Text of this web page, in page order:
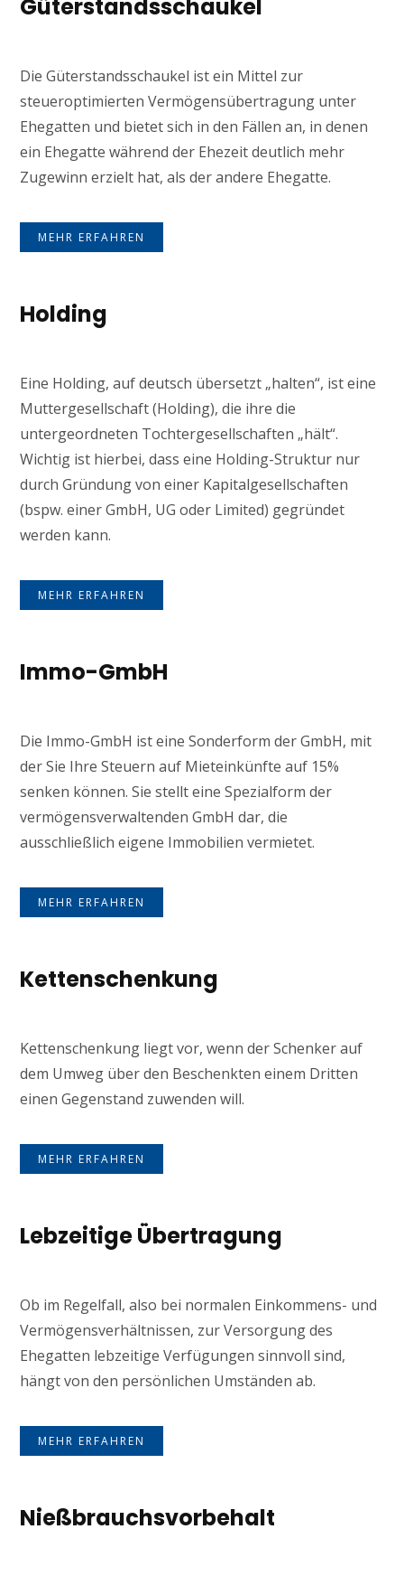
Güterstandsschaukel
Die Güterstandsschaukel ist ein Mittel zur
steueroptimierten Vermögensübertragung unter
Ehegatten und bietet sich in den Fällen an, in denen
ein Ehegatte während der Ehezeit deutlich mehr
Zugewinn erzielt hat, als der andere Ehegatte.
MEHR ERFAHREN
Holding
Eine Holding, auf deutsch übersetzt „halten“, ist eine
Muttergesellschaft (Holding), die ihre die
untergeordneten Tochtergesellschaften „hält“.
Wichtig ist hierbei, dass eine Holding-Struktur nur
durch Gründung von einer Kapitalgesellschaften
(bspw. einer GmbH, UG oder Limited) gegründet
werden kann.
MEHR ERFAHREN
Immo-GmbH
Die Immo-GmbH ist eine Sonderform der GmbH, mit
der Sie Ihre Steuern auf Mieteinkünfte auf 15%
senken können. Sie stellt eine Spezialform der
vermögensverwaltenden GmbH dar, die
ausschließlich eigene Immobilien vermietet.
MEHR ERFAHREN
Kettenschenkung
Kettenschenkung liegt vor, wenn der Schenker auf
dem Umweg über den Beschenkten einem Dritten
einen Gegenstand zuwenden will.
MEHR ERFAHREN
Lebzeitige Übertragung
Ob im Regelfall, also bei normalen Einkommens- und
Vermögensverhältnissen, zur Versorgung des
Ehegatten lebzeitige Verfügungen sinnvoll sind,
hängt von den persönlichen Umständen ab.
MEHR ERFAHREN
Nießbrauchsvorbehalt